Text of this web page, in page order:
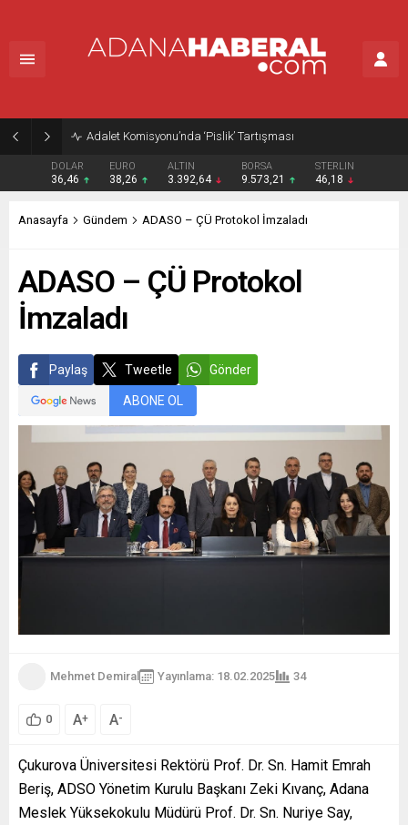
Adalet Komisyonu’nda ‘Pislik’ Tartışması
DOLAR
36,46
EURO
38,26
ALTIN
3.392,64
BORSA
9.573,21
STERLIN
46,18
Anasayfa Gündem ADASO – ÇÜ Protokol İmzaladı
ADASO – ÇÜ Protokol
İmzaladı
Paylaş Tweetle Gönder
ABONE OL
Mehmet Demiral Yayınlama: 18.02.2025 34
0 A+ A-
Çukurova Üniversitesi Rektörü Prof. Dr. Sn. Hamit Emrah
Beriş, ADSO Yönetim Kurulu Başkanı Zeki Kıvanç, Adana
Meslek Yüksekokulu Müdürü Prof. Dr. Sn. Nuriye Say,